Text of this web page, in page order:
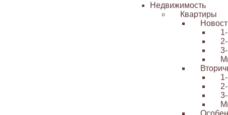
Недвижимость
Квартиры